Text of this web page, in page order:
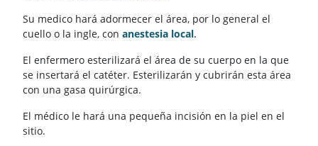
Su medico hará adormecer el área, por lo general el
cuello o la ingle, con anestesia local.
El enfermero esterilizará el área de su cuerpo en la que
se insertará el catéter. Esterilizarán y cubrirán esta área
con una gasa quirúrgica.
El médico le hará una pequeña incisión en la piel en el
sitio.